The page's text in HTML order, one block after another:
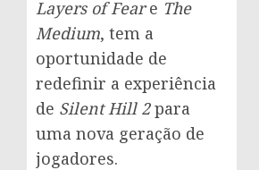
Layers of Feare The
Medium, tem a
oportunidade de
redefinir a experiência
de Silent Hill 2para
uma nova geração de
jogadores.